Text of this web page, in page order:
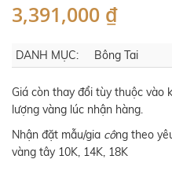
3,391,000 ₫
DANH MỤC: Bông Tai
Giá còn thay đổi tùy thuộc vào
lượng vàng lúc nhận hàng.
Nhận đặt mẫu/gia công theo
vàng tây 10K, 14K, 18K